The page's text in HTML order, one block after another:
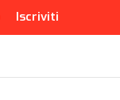
Iscriviti